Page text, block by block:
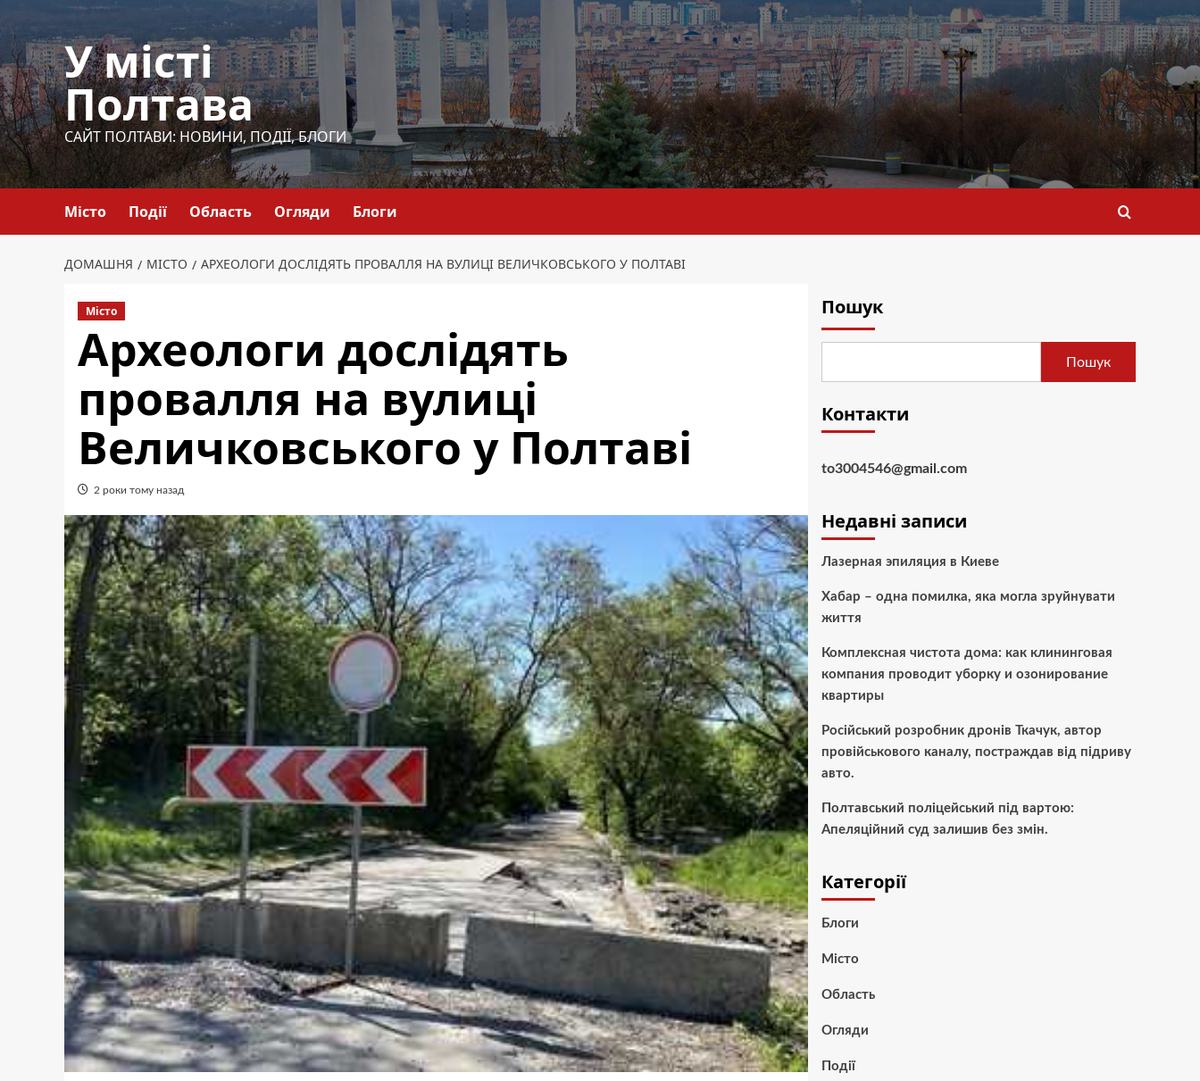
до
вмісту
У місті
Полтава
САЙТ ПОЛТАВИ: НОВИНИ, ПОДІЇ, БЛОГИ
Місто Події Область Огляди Блоги
ДОМАШНЯ МІСТО АРХЕОЛОГИ ДОСЛІДЯТЬ ПРОВАЛЛЯ НА ВУЛИЦІ ВЕЛИЧКОВСЬКОГО У ПОЛТАВІ
Місто
Археологи дослідять
провалля на вулиці
Величковського у Полтаві
2 роки тому назад
Пошук
Пошук
Контакти
to3004546@gmail.com
Недавні записи
Лазерная эпиляция в Киеве
Хабар – одна помилка, яка могла зруйнувати
життя
Комплексная чистота дома: как клининговая
компания проводит уборку и озонирование
квартиры
Російський розробник дронів Ткачук, автор
провійськового каналу, постраждав від підриву
авто.
Полтавський поліцейський під вартою:
Апеляційний суд залишив без змін.
Категорії
Блоги
Місто
Область
Огляди
Події